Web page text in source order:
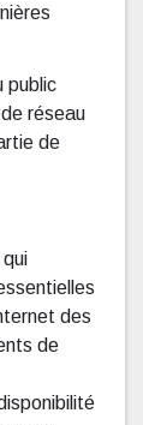
public
réseau
de
des
de